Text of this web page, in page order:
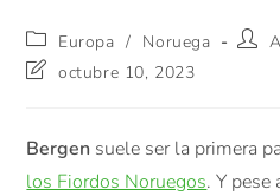
Europa / Noruega
octubre 10, 2023
Bergen suele ser la primera
los Fiordos Noruegos. Y pese